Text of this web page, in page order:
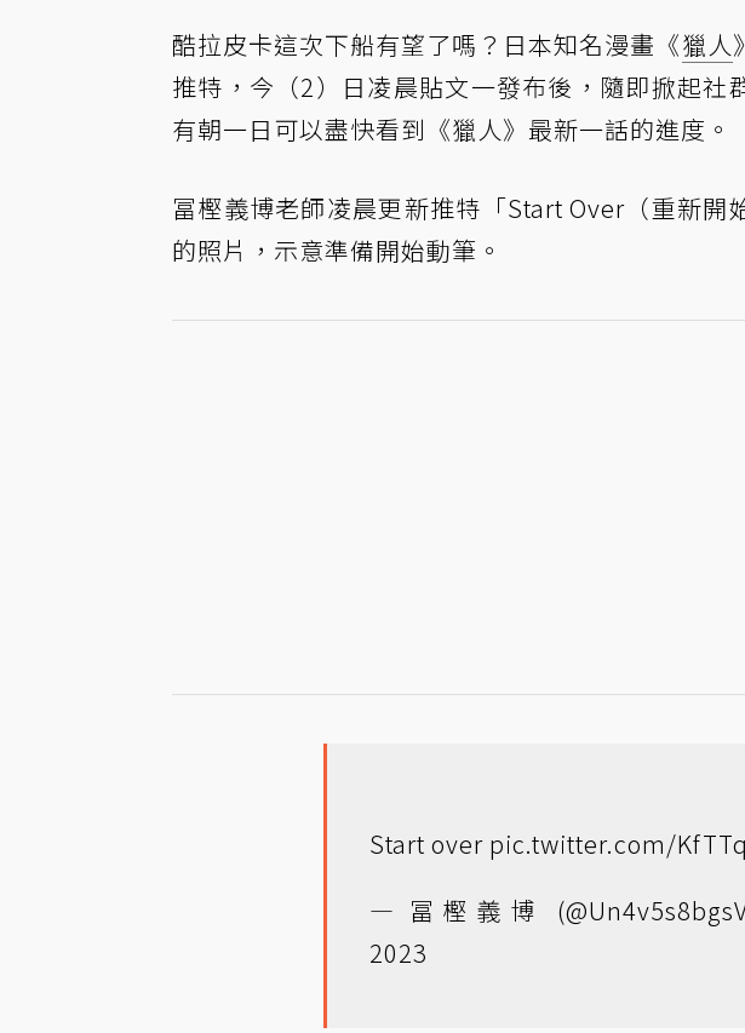
酷拉皮卡這次下船有望了嗎？日本知名漫畫《獵人
推特，今（2）日凌晨貼文一發布後，隨即掀起社
有朝一日可以盡快看到《獵人》最新一話的進度。
冨樫義博老師凌晨更新推特「Start Over（重新開
的照片，示意準備開始動筆。
Start over pic.twitter.com/
— 冨樫義博
2023